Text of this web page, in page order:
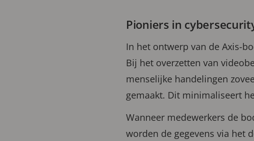
Pioniers in
In het ontwerp van de Axis-
Bij het overzetten van
menselijke handelingen
gemaakt. Dit minimaliseert
Wanneer medewerkers de
worden de gegevens via het